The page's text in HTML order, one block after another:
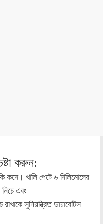
করুন:
কমে। খালি পেটে ৬ মিলিমোলের
এবং
সুনিয়ন্ত্রিত ডায়াবেটিস